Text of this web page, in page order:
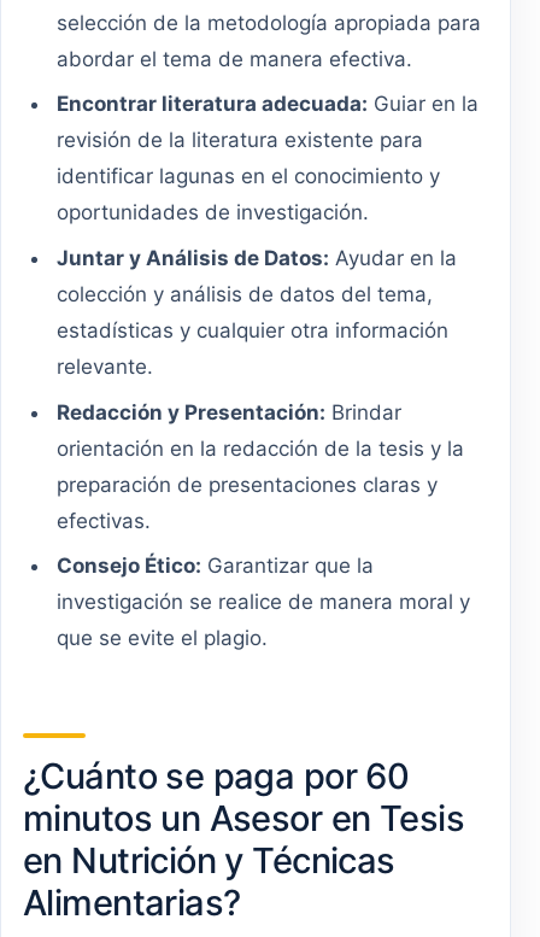
selección de la metodología apropiada para
abordar el tema de manera efectiva.
Encontrar literatura adecuada: Guiar en la
revisión de la literatura existente para
identificar lagunas en el conocimiento y
oportunidades de investigación.
Juntar y Análisis de Datos: Ayudar en la
colección y análisis de datos del tema,
estadísticas y cualquier otra información
relevante.
Redacción y Presentación: Brindar
orientación en la redacción de la tesis y la
preparación de presentaciones claras y
efectivas.
Consejo Ético: Garantizar que la
investigación se realice de manera moral y
que se evite el plagio.
¿Cuánto se paga por 60
minutos un Asesor en Tesis
en Nutrición y Técnicas
Alimentarias?